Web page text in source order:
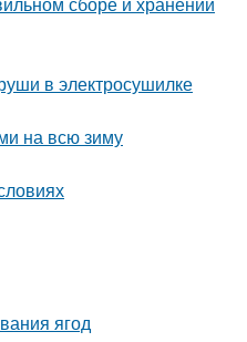
в электросушилке
на всю зиму
ягод